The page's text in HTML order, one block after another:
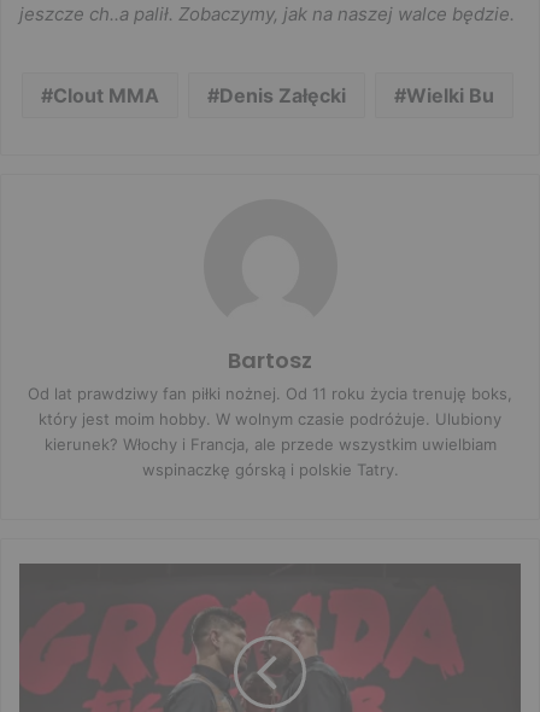
jeszcze ch..a palił. Zobaczymy, jak na naszej walce będzie.
Clout MMA Denis Załęcki Wielki Bu
Bartosz
Od lat prawdziwy fan piłki nożnej. Od 11 roku życia trenuję boks,
który jest moim hobby. W wolnym czasie podróżuje. Ulubiony
kierunek? Włochy i Francja, ale przede wszystkim uwielbiam
wspinaczkę górską i polskie Tatry.